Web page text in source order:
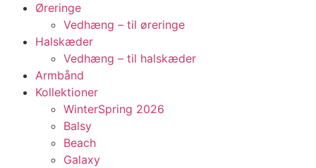
Øreringe
Vedhæng – til øreringe
Halskæder
Vedhæng – til halskæder
Armbånd
Kollektioner
WinterSpring 2026
Balsy
Beach
Galaxy